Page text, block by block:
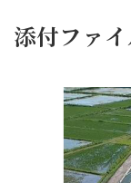
添付ファ